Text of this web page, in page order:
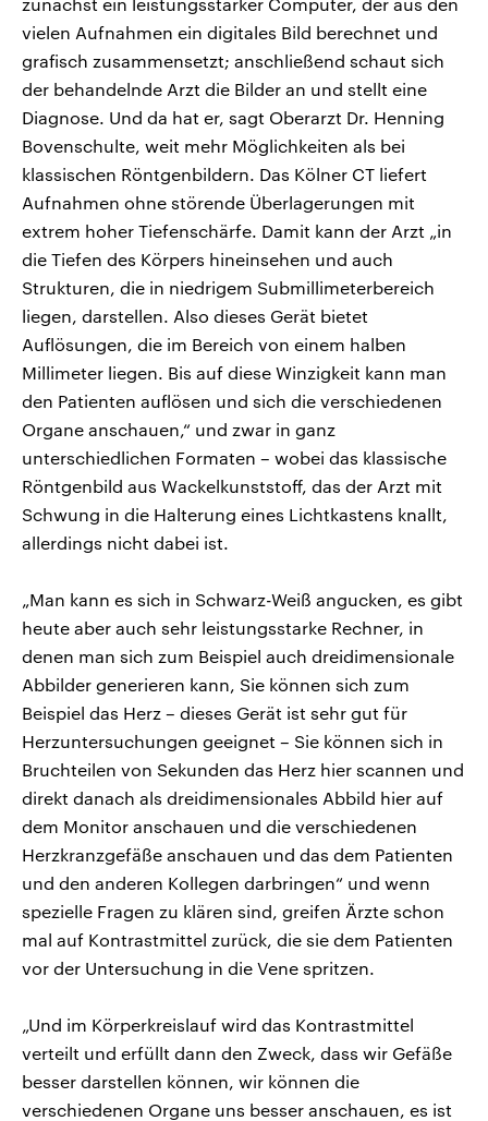
vielen Aufnahmen ein digitales Bild berechnet und
grafisch zusammensetzt; anschließend schaut sich
der behandelnde Arzt die Bilder an und stellt eine
Diagnose. Und da hat er, sagt Oberarzt Dr. Henning
Bovenschulte, weit mehr Möglichkeiten als bei
klassischen Röntgenbildern. Das Kölner CT liefert
Aufnahmen ohne störende Überlagerungen mit
extrem hoher Tiefenschärfe. Damit kann der Arzt „in
die Tiefen des Körpers hineinsehen und auch
Strukturen, die in niedrigem Submillimeterbereich
liegen, darstellen. Also dieses Gerät bietet
Auflösungen, die im Bereich von einem halben
Millimeter liegen. Bis auf diese Winzigkeit kann man
den Patienten auflösen und sich die verschiedenen
Organe anschauen,“ und zwar in ganz
unterschiedlichen Formaten – wobei das klassische
Röntgenbild aus Wackelkunststoff, das der Arzt mit
Schwung in die Halterung eines Lichtkastens knallt,
allerdings nicht dabei ist.
„Man kann es sich in Schwarz-Weiß angucken, es gibt
heute aber auch sehr leistungsstarke Rechner, in
denen man sich zum Beispiel auch dreidimensionale
Abbilder generieren kann, Sie können sich zum
Beispiel das Herz – dieses Gerät ist sehr gut für
Herzuntersuchungen geeignet – Sie können sich in
Bruchteilen von Sekunden das Herz hier scannen und
direkt danach als dreidimensionales Abbild hier auf
dem Monitor anschauen und die verschiedenen
Herzkranzgefäße anschauen und das dem Patienten
und den anderen Kollegen darbringen“ und wenn
spezielle Fragen zu klären sind, greifen Ärzte schon
mal auf Kontrastmittel zurück, die sie dem Patienten
vor der Untersuchung in die Vene spritzen.
„Und im Körperkreislauf wird das Kontrastmittel
verteilt und erfüllt dann den Zweck, dass wir Gefäße
besser darstellen können, wir können die
verschiedenen Organe uns besser anschauen, es ist